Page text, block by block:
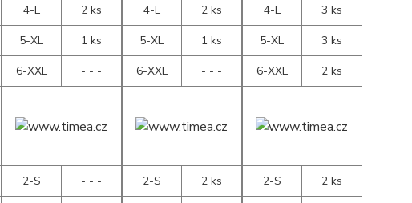
4-L
2 ks
5-XL
1 ks
6-XXL
- - -
4-L
2 ks
5-XL
1 ks
6-XXL
- - -
4-L
3 ks
5-XL
3 ks
6-XXL
2 ks
2-S
- - -
2-S
2 ks
2-S
2 ks